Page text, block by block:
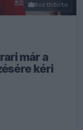
Northfoto
már a
kéri